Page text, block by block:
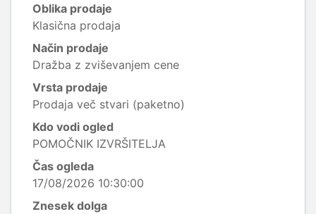
Oblika prodaje
Klasična prodaja
Način prodaje
Dražba z zviševanjem cene
Vrsta prodaje
Prodaja več stvari (paketno)
Kdo vodi ogled
POMOČNIK IZVRŠITELJA
Čas ogleda
17/08/2026 10:30:00
Znesek dolga